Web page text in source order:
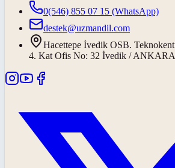
0(546) 855 07 15 (WhatsApp)
destek@uzmandil.com
Hacettepe İvedik OSB.
4. Kat Ofis No: 32 İvedik / ANKARA